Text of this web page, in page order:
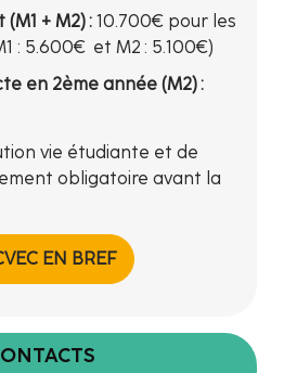
+ M2) : 10.700€ pour les
: 5.600€ et M2 : 5.100€)
en 2ème année (M2) :
vie étudiante et de
obligatoire avant la
EN BREF